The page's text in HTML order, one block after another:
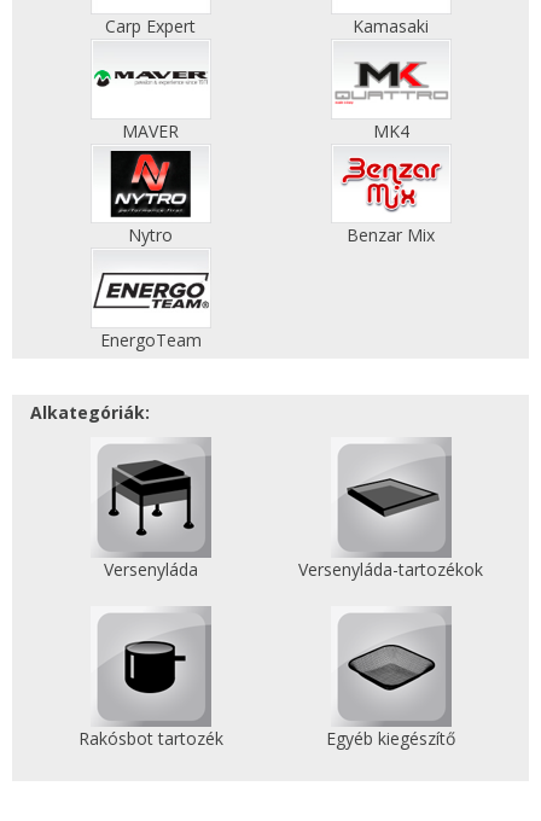
Carp Expert Kamasaki
MAVER MK4
Nytro Benzar Mix
EnergoTeam
Alkategóriák:
Versenyláda Versenyláda-tartozékok
Rakósbot tartozék Egyéb kiegészítő